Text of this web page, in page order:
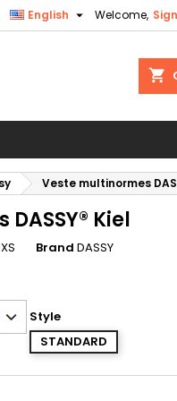
Welcome,
English 
shopping_cart
Veste multinormes
Kiel
Brand DASSY
Style
STANDARD